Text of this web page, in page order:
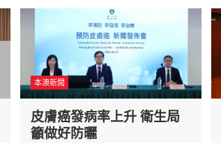
本澳新聞
皮膚癌發病率上升 衛生局
籲做好防曬